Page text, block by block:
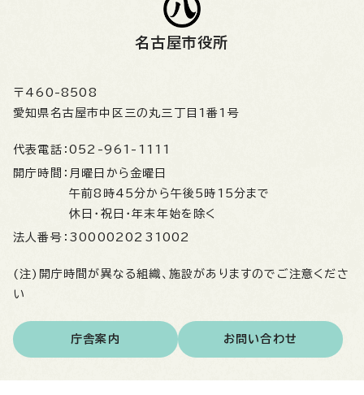
名古屋市役所
〒460-8508
愛知県名古屋市中区三の丸三丁目1番1号
代表電話： 052-961-1111
開庁時間： 月曜日から金曜日
午前8時45分から午後5時15分まで
休日・祝日・年末年始を除く
法人番号： 3000020231002
(注)開庁時間が異なる組織、施設がありますのでご注意くださ
い
庁舎案内 お問い合わせ